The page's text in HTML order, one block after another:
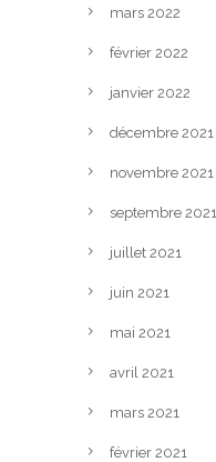
mars 2022
février 2022
janvier 2022
décembre 2021
novembre 2021
septembre 2021
juillet 2021
juin 2021
mai 2021
avril 2021
mars 2021
février 2021